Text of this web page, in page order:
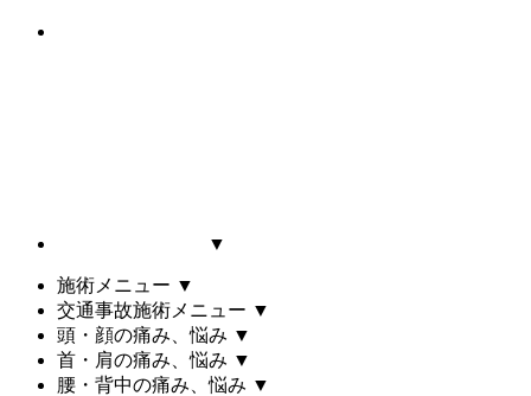
▼
施術メニュー ▼
交通事故施術メニュー ▼
頭・顔の痛み、悩み ▼
首・肩の痛み、悩み ▼
腰・背中の痛み、悩み ▼